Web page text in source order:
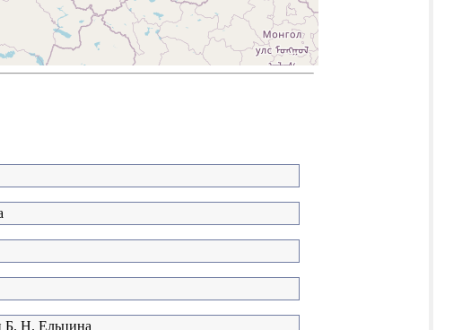
Б. Н. Ельцина